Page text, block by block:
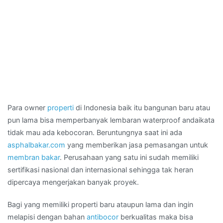
Para owner properti di Indonesia baik itu bangunan baru atau
pun lama bisa memperbanyak lembaran waterproof andaikata
tidak mau ada kebocoran. Beruntungnya saat ini ada
asphalbakar.com yang memberikan jasa pemasangan untuk
membran bakar. Perusahaan yang satu ini sudah memiliki
sertifikasi nasional dan internasional sehingga tak heran
dipercaya mengerjakan banyak proyek.
Bagi yang memiliki properti baru ataupun lama dan ingin
melapisi dengan bahan antibocor berkualitas maka bisa